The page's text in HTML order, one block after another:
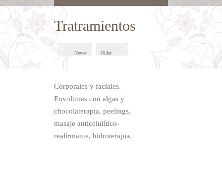
Tratramientos
Newer Older
Corporales y faciales.
Envolturas con algas y
chocolaterapia, peelings,
masaje anticelulítico-
reaﬁrmante, hidroterapia.